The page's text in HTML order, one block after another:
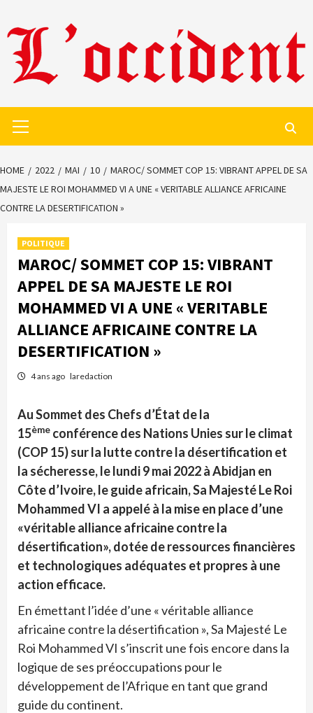
to
content
Menu
HOME 2022 MAI 10
MAROC/ SOMMET COP 15: VIBRANT APPEL DE SA
MAJESTE LE ROI MOHAMMED VI A UNE « VERITABLE ALLIANCE AFRICAINE
CONTRE LA DESERTIFICATION »
POLITIQUE
MAROC/ SOMMET COP 15: VIBRANT
APPEL DE SA MAJESTE LE ROI
MOHAMMED VI A UNE « VERITABLE
ALLIANCE AFRICAINE CONTRE LA
DESERTIFICATION »
4 ans ago laredaction
Au Sommet des Chefs d’État de la
15ème conférence des Nations Unies sur le climat
(COP 15) sur la lutte contre la désertification et
la sécheresse, le lundi 9 mai 2022 à Abidjan en
Côte d’Ivoire, le guide africain, Sa MajestéLe Roi
Mohammed VI a appelé à la mise en place d’une
«véritable alliance africaine contre la
désertification», dotée de ressources financières
et technologiques adéquates et propres à une
action efficace.
En émettant l’idée d’une « véritable alliance
africaine contre la désertification », Sa Majesté Le
Roi Mohammed VI s’inscrit une fois encore dans la
logique de ses préoccupations pour le
développement de l’Afrique en tant que grand
guide du continent.